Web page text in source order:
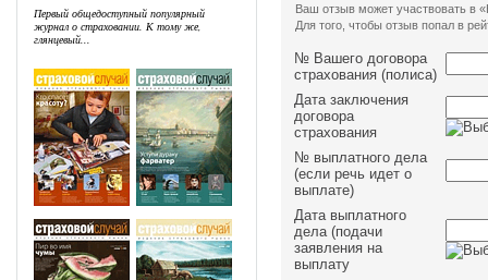
Первый общедоступный популярный
журнал о страховании. К тому же,
глянцевый...
Ваш отзыв может участвовать в
Для того, чтобы отзыв попал в
№ Вашего договора
страхования (полиса)
Дата заключения
договора
страхования
№ выплатного дела
(если речь идет о
выплате)
Дата выплатного
дела (подачи
заявления на
выплату